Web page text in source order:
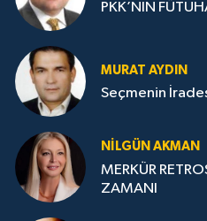
PKK’NIN
MURAT AYDIN
Seçmenin
NILGÜN AKMAN
MERKÜR
ZAMANI